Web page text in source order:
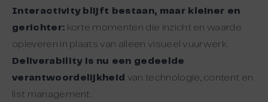
Interactivity blijft bestaan, maar kleiner en
gerichter: korte momenten die inzicht en waarde
opleveren in plaats van alleen visueel vuurwerk.
Deliverability is nu een gedeelde
verantwoordelijkheid van technologie, content en
list management.